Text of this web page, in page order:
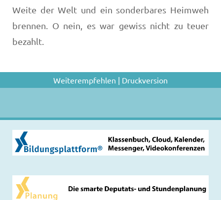
Weite der Welt und ein sonderbares Heimweh
brennen. O nein, es war gewiss nicht zu teuer
bezahlt.
Weiterempfehlen | Druckversion